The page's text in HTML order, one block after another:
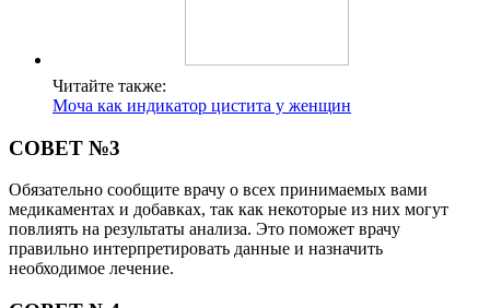
Читайте также:
Моча как индикатор цистита у женщин
СОВЕТ №3
Обязательно сообщите врачу о всех принимаемых вами
медикаментах и добавках, так как некоторые из них могут
повлиять на результаты анализа. Это поможет врачу
правильно интерпретировать данные и назначить
необходимое лечение.